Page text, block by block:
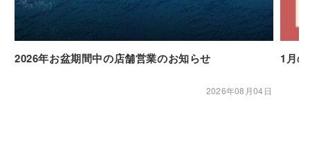
2026年お盆期間中の店舗営業のお知らせ
2026年08月04日
1月